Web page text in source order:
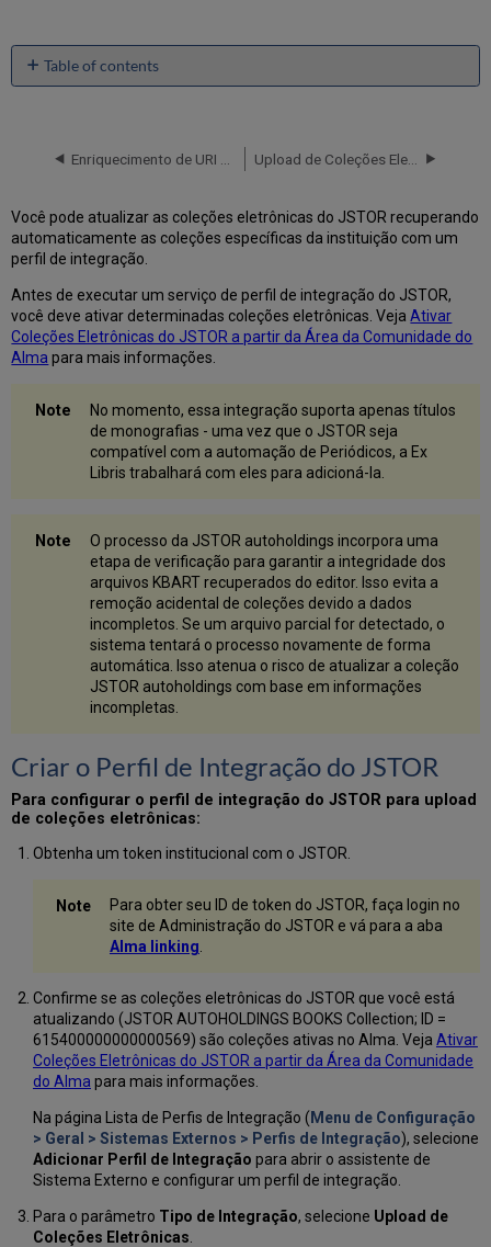
Table of contents
de
JSTOR
Ativar
Coleções
Eletrônicas
do
JSTOR
a
partir
Área
Comunidade
do
Preservar
Detalhes
Aquisições
Anteriores
Modelo
de
Compra
Busca
Indicação
Modelo
Compra
Modelo
de
Compra
nos
de
Analytics
Você pode atualizar as coleções eletrônicas do JSTOR recuperando
automaticamente as coleções específicas da instituição com um
perfil de integração.
Antes de executar um serviço de perfil de integração do JSTOR,
você deve ativar determinadas coleções eletrônicas. VejaAtivar
Coleções Eletrônicas do JSTOR a partir da Área da Comunidade do
Alma para mais informações.
No momento, essa integração suporta apenas títulos
de monografias - uma vez que o JSTOR seja
compatível com a automação de Periódicos, a Ex
Libris trabalhará com eles para adicioná-la.
O processo da JSTOR autoholdings incorpora uma
etapa de verificação para garantir a integridade dos
arquivos KBART recuperados do editor. Isso evita a
remoção acidental de coleções devido a dados
incompletos. Se um arquivo parcial for detectado, o
sistema tentará o processo novamente de forma
automática. Isso atenua o risco de atualizar a coleção
JSTOR autoholdings com base em informações
incompletas.
Criar o Perfil de Integração do JSTOR
Para configurar o perfil de integração do JSTOR para upload
de coleções eletrônicas:
Obtenha um token institucional com o JSTOR.
Para obter seu ID de token do JSTOR, faça login no
site de Administração do JSTOR e vá para a aba
Alma linking
Confirme se as coleções eletrônicas do JSTOR que você está
atualizando (JSTOR AUTOHOLDINGS BOOKS Collection; ID =
615400000000000569) são coleções ativas no Alma. Veja Ativar
Coleções Eletrônicas do JSTOR a partir da Área da Comunidade
do Alma para mais informações.
Na página Lista de Perfis de Integração ( Menu de Configuração
> Geral > Sistemas Externos > Perfis de Integração), selecione
Adicionar Perfil de Integração para abrir o assistente de
Sistema Externo e configurar um perfil de integração.
Para o parâmetro Tipo de Integração, selecione Upload de
Coleções Eletrônicas